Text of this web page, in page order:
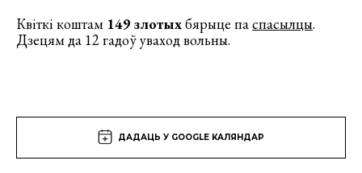
Квіткі коштам 149 злотыхбярыце паспасылцы.
Дзецям да 12 гадоў уваход вольны.
ДАДАЦЬ У GOOGLE КАЛЯНДАР